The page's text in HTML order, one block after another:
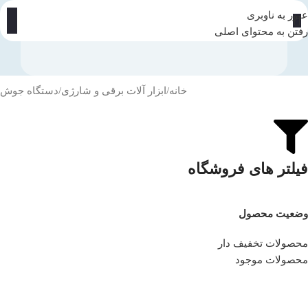
عبور به ناوبری
رفتن به محتوای اصلی
خانه ابزار آلات برقی و شارژی دستگاه جوش
فیلتر های فروشگاه
وضعیت محصول
محصولات تخفیف دار
محصولات موجود